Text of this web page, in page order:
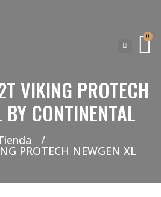
0
VIKING PROTECH
BY CONTINENTAL
/
PROTECH NEWGEN XL